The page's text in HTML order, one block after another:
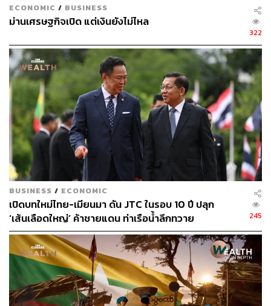
ECONOMIC / BUSINESS
ม่านเศรษฐกิจเปิด แต่เงินยังไม่ไหล
322
BUSINESS / ECONOMIC
เปิดบทใหม่ไทย-เมียนมา ดัน JTC ในรอบ 10 ปี ปลุก
‘เส้นเลือดใหญ่’ ค้าชายแดน ท่าเรือน้ำลึกทวาย
245